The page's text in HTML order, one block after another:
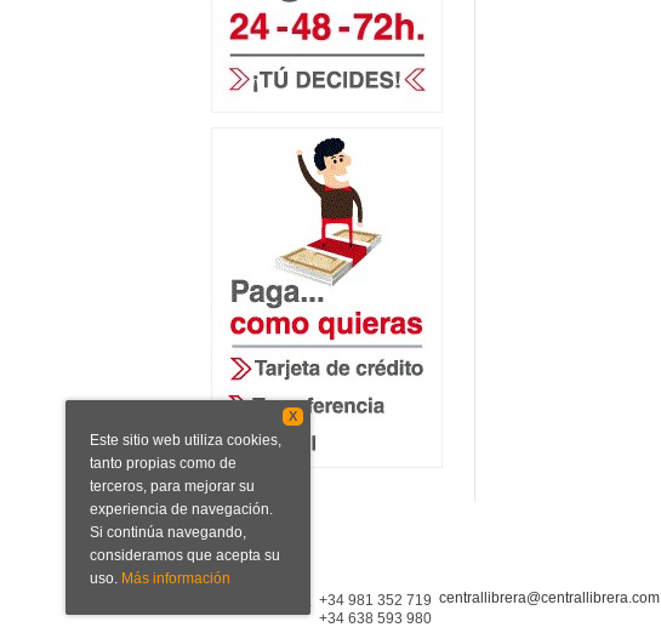
+34 981 352 719
+34 638 593 980
centrallibrera@centrallibrera.com
X
Este sitio web utiliza cookies,
tanto propias como de
terceros, para mejorar su
experiencia de navegación.
Si continúa navegando,
consideramos que acepta su
uso. Más información